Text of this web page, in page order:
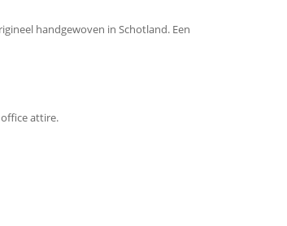
handgewoven in Schotland. Een
attire.